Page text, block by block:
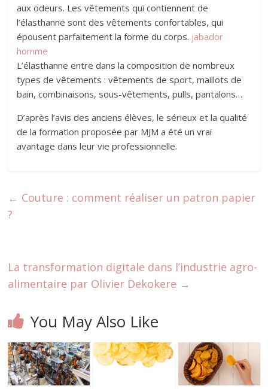
aux odeurs. Les vêtements qui contiennent de
l’élasthanne sont des vêtements confortables, qui
épousent parfaitement la forme du corps. jabador
homme
L’élasthanne entre dans la composition de nombreux
types de vêtements : vêtements de sport, maillots de
bain, combinaisons, sous-vêtements, pulls, pantalons…
D’après l’avis des anciens élèves, le sérieux et la qualité
de la formation proposée par MJM a été un vrai
avantage dans leur vie professionnelle.
← Couture : comment réaliser un patron papier
?
La transformation digitale dans l’industrie agro-
alimentaire par Olivier Dekokere →
You May Also Like